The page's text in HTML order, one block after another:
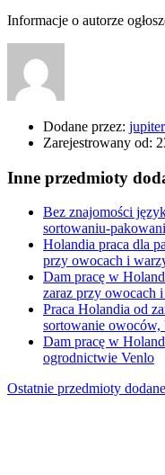
Informacje o autorze
Dodane przez:
Zarejestrowany od:
Inne przedmioty
Bez znajomości
sortowaniu-
Holandia praca dla
przy owocach i
Dam pracę w
zaraz przy owocach
Praca Holandia od
sortowanie owoców,
Dam pracę w
ogrodnictwie Venlo
Ostatnie przedmioty